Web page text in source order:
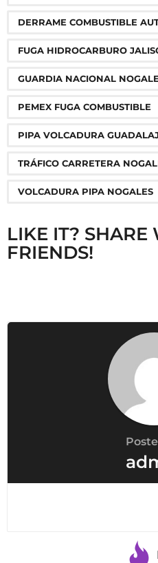
DERRAME COMBUSTIBLE
FUGA HIDROCARBURO
GUARDIA NACIONAL
PEMEX FUGA COMBUSTIBLE
PIPA VOLCADURA
TRÁFICO CARRETERA
VOLCADURA PIPA NOGALES
LIKE IT? SHARE
FRIENDS!